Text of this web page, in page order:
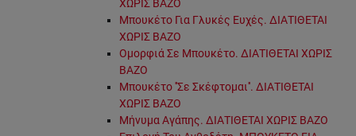
ΧΩΡΙΣ ΒΑΖΟ
Μπουκέτο Για Γλυκές Ευχές. ΔΙΑΤΙΘΕΤΑΙ
ΧΩΡΙΣ ΒΑΖΟ
Ομορφιά Σε Μπουκέτο. ΔΙΑΤΙΘΕΤΑΙ ΧΩΡΙΣ
ΒΑΖΟ
Μπουκέτο ''Σε Σκέφτομαι''. ΔΙΑΤΙΘΕΤΑΙ
ΧΩΡΙΣ ΒΑΖΟ
Μήνυμα Αγάπης. ΔΙΑΤΙΘΕΤΑΙ ΧΩΡΙΣ ΒΑΖΟ